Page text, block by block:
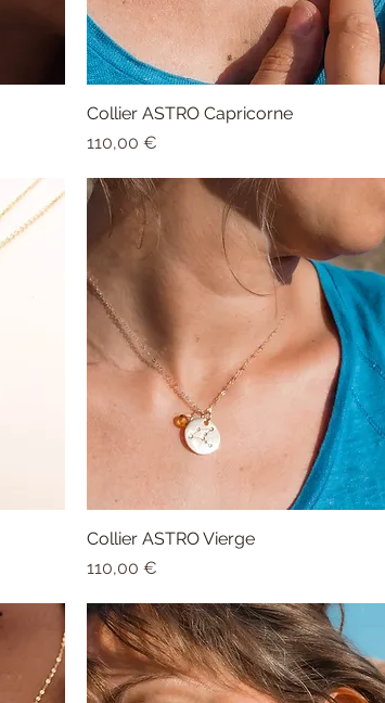
Aperçu rapide
Collier ASTRO Capricorne
Prix
110,00 €
Aperçu rapide
Collier ASTRO Vierge
Prix
110,00 €